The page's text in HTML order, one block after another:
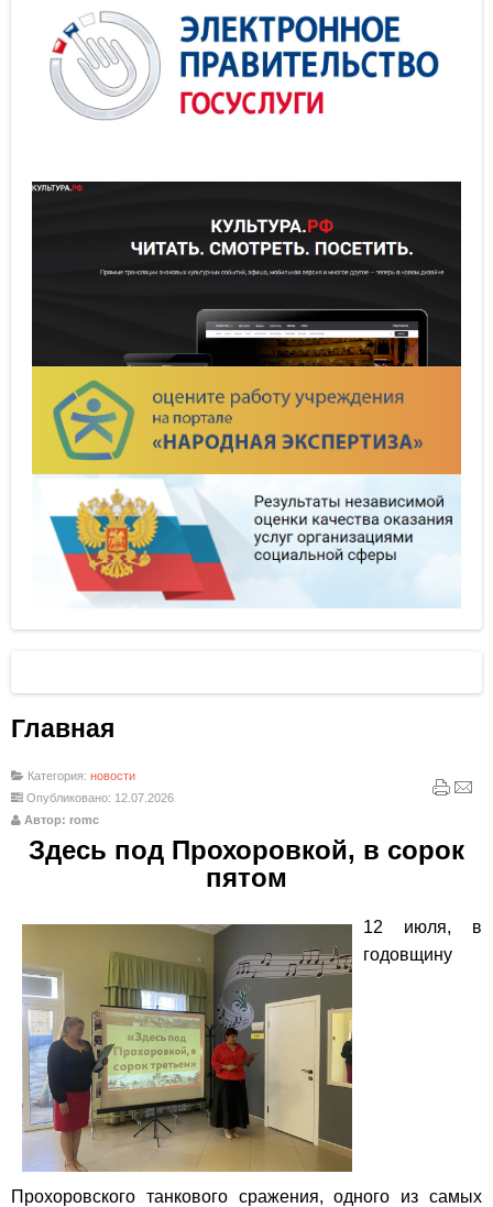
Главная
Категория: новости
Опубликовано: 12.07.2026
Автор: romc
Здесь под Прохоровкой, в сорок
пятом
12 июля, в
годовщину
Прохоровского танкового сражения, одного из самых